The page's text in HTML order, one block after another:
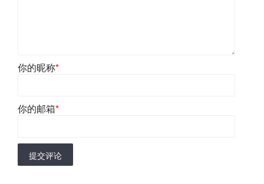
你的昵称*
你的邮箱*
提交评论